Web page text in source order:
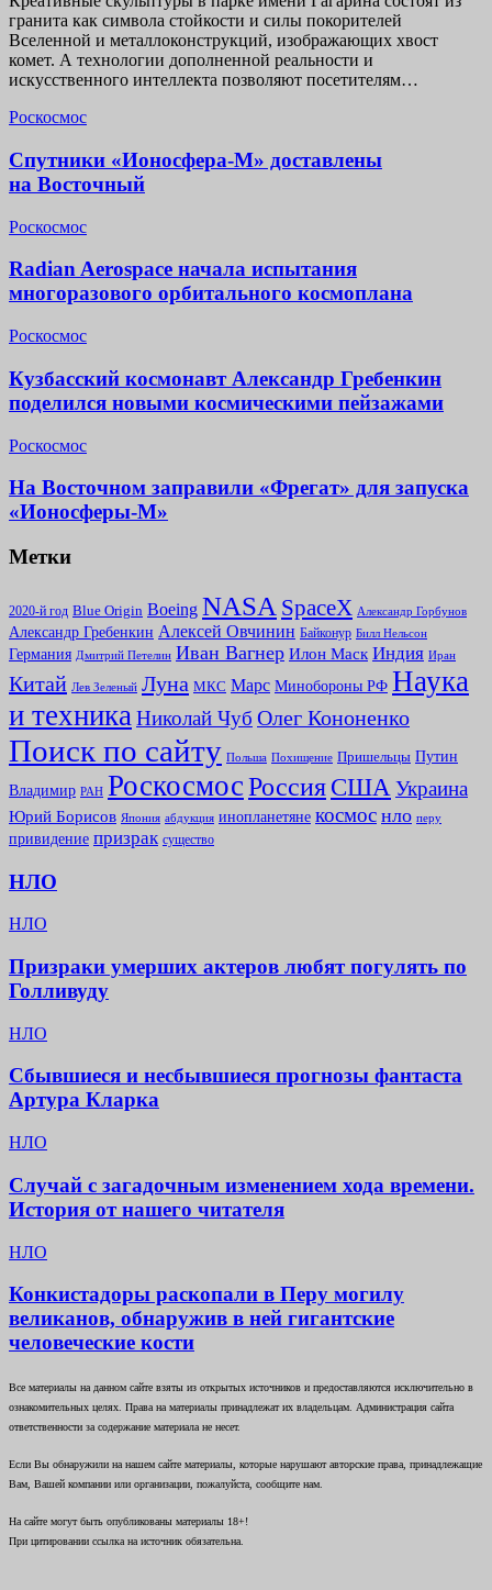
гранита как символа стойкости и силы покорителей
Вселенной и металлоконструкций, изображающих хвост
комет. А технологии дополненной реальности и
искусственного интеллекта позволяют посетителям…
Роскосмос
Спутники «Ионосфера-М» доставлены
на Восточный
Роскосмос
Radian Aerospace начала испытания
многоразового орбитального космоплана
Роскосмос
Кузбасский космонавт Александр Гребенкин
поделился новыми космическими пейзажами
Роскосмос
На Восточном заправили «Фрегат» для запуска
«Ионосферы-М»
Метки
2020-й год Blue Origin Boeing NASA SpaceX Александр Горбунов
Александр Гребенкин Алексей Овчинин Байконур Билл Нельсон
Германия Дмитрий Петелин Иван Вагнер Илон Маск Индия Иран
Китай Лев Зеленый Луна МКС Марс Минoбороны РФ Наука
и техника Николай Чуб Олег Кононенко
Поиск по сайту Польша Похищение Пришельцы Путин
Владимир РАН РоскосмосРоссияСША Украина
Юрий Борисов Япония абдукция инопланетяне космос нло перу
привидение призрак существо
НЛО
НЛО
Призраки умерших актеров любят погулять по
Голливуду
НЛО
Сбывшиеся и несбывшиеся прогнозы фантаста
Артура Кларка
НЛО
Случай с загадочным изменением хода времени.
История от нашего читателя
НЛО
Конкистадоры раскопали в Перу могилу
великанов, обнаружив в ней гигантские
человеческие кости
Все материалы на данном сайте взяты из открытых источников и предоставляются исключительно в
ознакомительных целях. Права на материалы принадлежат их владельцам. Администрация сайта
ответственности за содержание материала не несет.
Если Вы обнаружили на нашем сайте материалы, которые нарушают авторские права, принадлежащие
Вам, Вашей компании или организации, пожалуйста, сообщите нам.
На сайте могут быть опубликованы материалы 18+!
При цитировании ссылка на источник обязательна.